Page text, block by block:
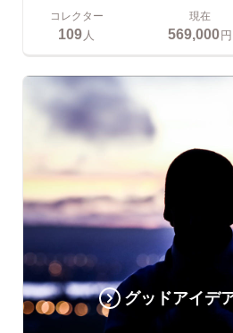
コレクター
109 人
現在
569,000円
グッドアイデ